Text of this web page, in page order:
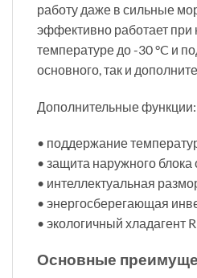
работу даже в сильные
эффективно работает при
температуре до -30 °C и
основного, так и
Дополнительные функции:
• поддержание
• защита наружного блока
• интеллектуальная
• энергосберегающая
• экологичный хладагент
Основные